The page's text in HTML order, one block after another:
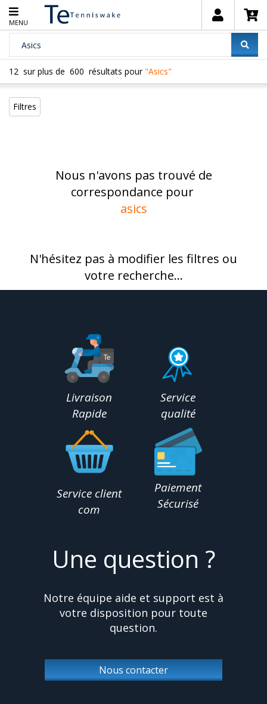
MENU
12 sur plus de 600 résultats pour "Asics"
Filtres
Nous n'avons pas trouvé de
correspondance pour
asics
N'hésitez pas à modifier les filtres ou
votre recherche...
Livraison
Rapide
Service
qualité
Service client
com
Paiement
Sécurisé
Une question ?
Notre équipe aide et support est à
votre disposition pour toute
question.
Nous contacter